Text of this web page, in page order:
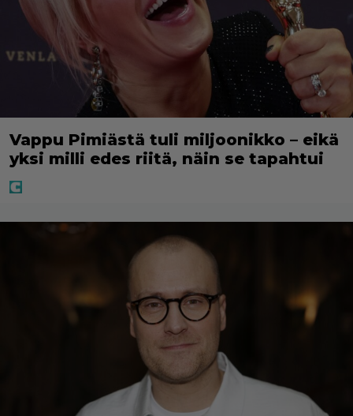
Vappu Pimiästä tuli miljoonikko – eikä
yksi milli edes riitä, näin se tapahtui